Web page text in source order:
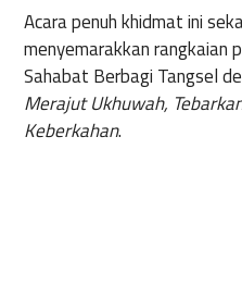
Acara penuh khidmat ini
menyemarakkan rangkaian
Sahabat Berbagi Tangsel
Merajut Ukhuwah,
Keberkahan.